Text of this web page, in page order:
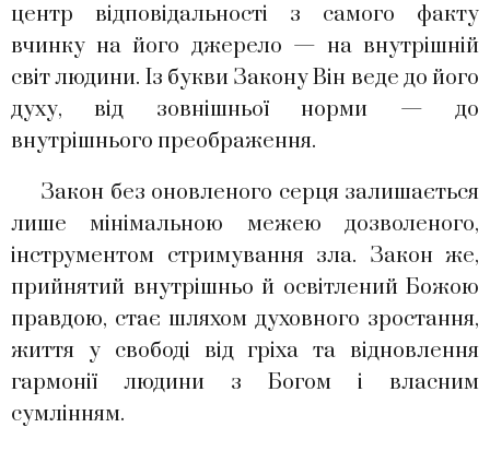
центр відповідальності з самого факту
вчинку на його джерело — на внутрішній
світ людини. Із букви Закону Він веде до його
духу, від зовнішньої норми — до
внутрішнього преображення.
Закон без оновленого серця залишається
лише мінімальною межею дозволеного,
інструментом стримування зла. Закон же,
прийнятий внутрішньо й освітлений Божою
правдою, стає шляхом духовного зростання,
життя у свободі від гріха та відновлення
гармонії людини з Богом і власним
сумлінням.